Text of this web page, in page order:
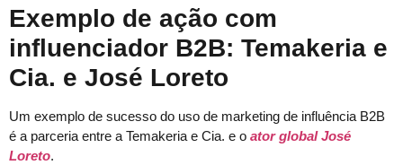
Exemplo de ação com
influenciador B2B: Temakeria e
Cia. e José Loreto
Um exemplo de sucesso do uso de marketing de influência B2B
é a parceria entre a Temakeria e Cia. e o ator global José
Loreto.